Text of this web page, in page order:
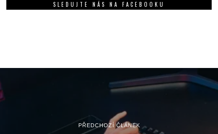
SLEDUJTE NÁS NA FACEBOOKU
PŘEDCHOZÍ ČLÁNEK